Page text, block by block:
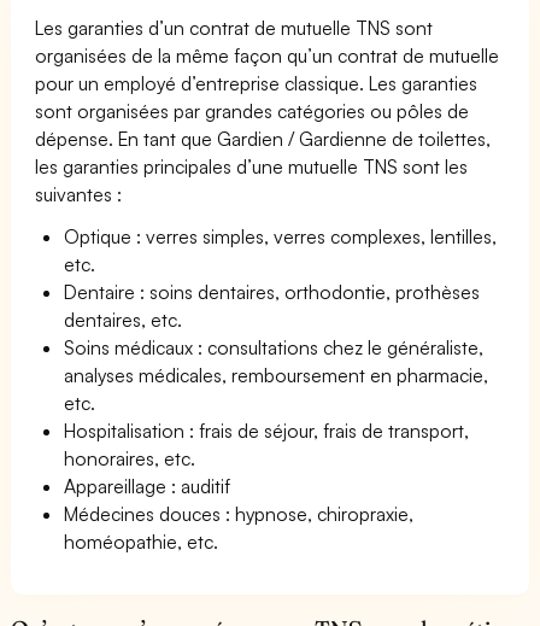
Les garanties d’un contrat de mutuelle TNS sont
organisées de la même façon qu’un contrat de mutuelle
pour un employé d’entreprise classique. Les garanties
sont organisées par grandes catégories ou pôles de
dépense. En tant que Gardien / Gardienne de toilettes,
les garanties principales d’une mutuelle TNS sont les
suivantes :
Optique : verres simples, verres complexes, lentilles,
etc.
Dentaire : soins dentaires, orthodontie, prothèses
dentaires, etc.
Soins médicaux : consultations chez le généraliste,
analyses médicales, remboursement en pharmacie,
etc.
Hospitalisation : frais de séjour, frais de transport,
honoraires, etc.
Appareillage : auditif
Médecines douces : hypnose, chiropraxie,
homéopathie, etc.